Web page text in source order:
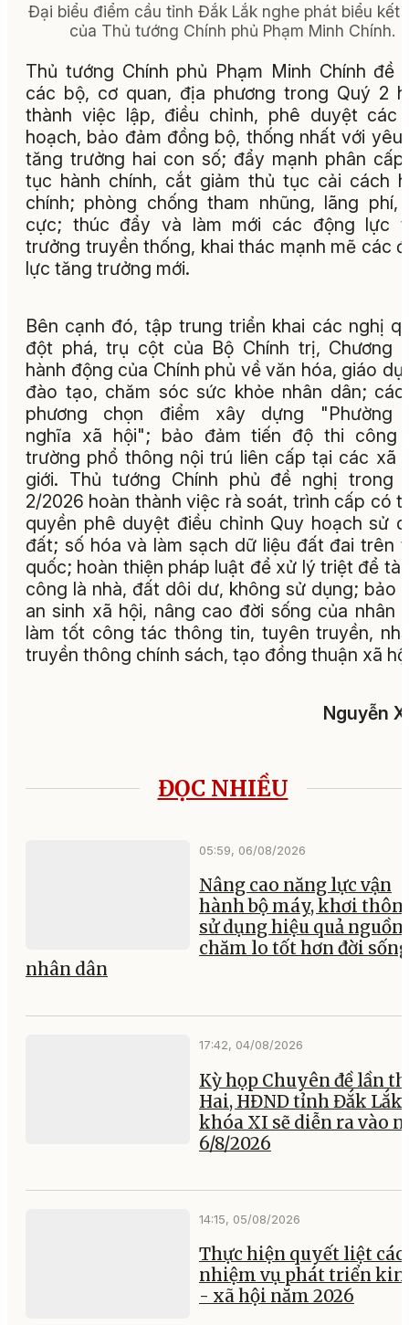
Đại biểu điểm cầu tỉnh Đắk Lắk nghe phát biểu kết
của Thủ tướng Chính phủ Phạm Minh Chính.
Thủ tướng Chính phủ Phạm Minh Chính đề
các bộ, cơ quan, địa phương trong Quý 2
thành việc lập, điều chỉnh, phê duyệt các
hoạch, bảo đảm đồng bộ, thống nhất với yêu
tăng trưởng hai con số; đẩy mạnh phân
tục hành chính, cắt giảm thủ tục cải cách
chính; phòng chống tham nhũng, lãng phí,
cực; thúc đẩy và làm mới các động lực
trưởng truyền thống, khai thác mạnh mẽ các
lực tăng trưởng mới.
Bên cạnh đó, tập trung triển khai các nghị
đột phá, trụ cột của Bộ Chính trị, Chương
hành động của Chính phủ về văn hóa, giáo
đào tạo, chăm sóc sức khỏe nhân dân;
phương chọn điểm xây dựng "Phường
nghĩa xã hội"; bảo đảm tiến độ thi công
trường phổ thông nội trú liên cấp tại các xã
giới. Thủ tướng Chính phủ đề nghị trong
2/2026 hoàn thành việc rà soát, trình cấp có
quyền phê duyệt điều chỉnh Quy hoạch sử
đất; số hóa và làm sạch dữ liệu đất đai trên
quốc; hoàn thiện pháp luật để xử lý triệt để tài
công là nhà, đất dôi dư, không sử dụng; bảo
an sinh xã hội, nâng cao đời sống của nhân
làm tốt công tác thông tin, tuyên truyền,
truyền thông chính sách, tạo đồng thuận xã
Nguyễn
ĐỌC NHIỀU
05:59, 06/08/2026
Nâng cao năng lực vận
hành bộ máy, khơi
sử dụng hiệu quả nguồn
chăm lo tốt hơn đời sống
nhân dân
17:42, 04/08/2026
Kỳ họp Chuyên đề lần
Hai, HĐND tỉnh Đắk Lắk
khóa XI sẽ diễn ra vào
6/8/2026
14:15, 05/08/2026
Thực hiện quyết liệt các
nhiệm vụ phát triển
- xã hội năm 2026